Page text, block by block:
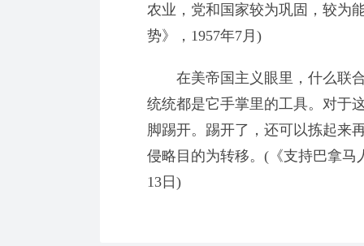
农业，党和国家较为巩固，较为
势》，1957年7月)
在美帝国主义眼里，什么联合
统统都是它手掌里的工具。对于
脚踢开。踢开了，还可以拣起来
侵略目的为转移。(《支持巴拿马
13日)